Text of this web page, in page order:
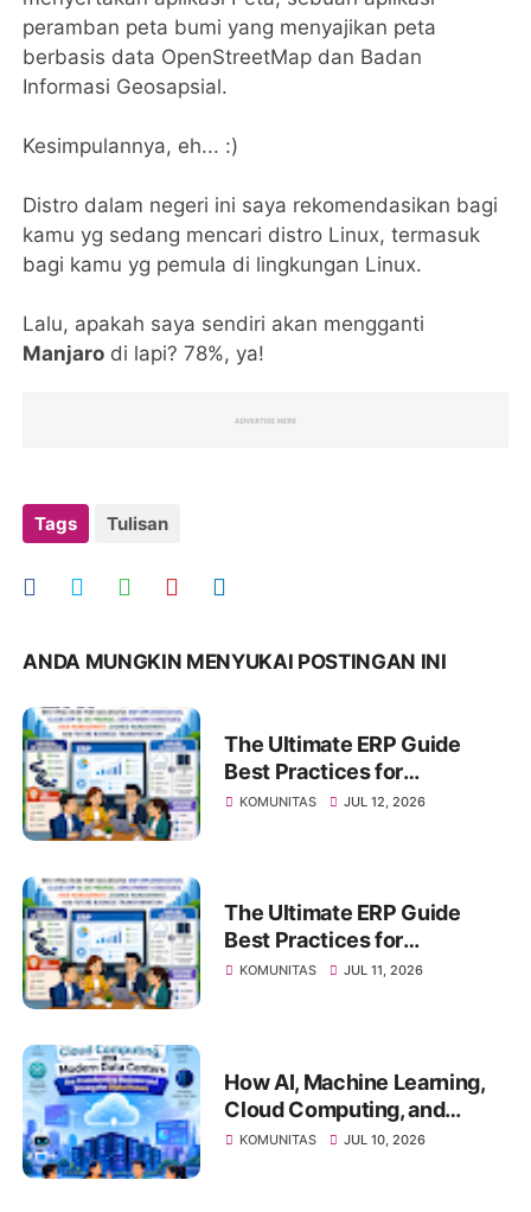
peramban peta bumi yang menyajikan peta
berbasis data OpenStreetMap dan Badan
Informasi Geosapsial.
Kesimpulannya, eh... :)
Distro dalam negeri ini saya rekomendasikan bagi
kamu yg sedang mencari distro Linux, termasuk
bagi kamu yg pemula di lingkungan Linux.
Lalu, apakah saya sendiri akan mengganti
Manjaro di lapi? 78%, ya!
Tags Tulisan
ANDA MUNGKIN MENYUKAI POSTINGAN INI
The Ultimate ERP Guide
Best Practices for
Successful ERP
Management, Change
Management, and Future
Business Transformation
KOMUNITAS JUL 12, 2026
The Ultimate ERP Guide
Best Practices for
Successful ERP
Management, Change
Management, and Future
Business Transformation
KOMUNITAS JUL 11, 2026
How AI, Machine Learning,
Cloud Computing, and
Modern Data Centers Are
KOMUNITAS JUL 10, 2026